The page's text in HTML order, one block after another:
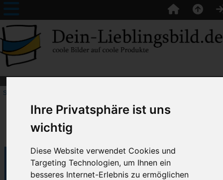
Ihre Privatsphäre ist uns
wichtig
Diese Website verwendet Cookies und
Targeting Technologien, um Ihnen ein
besseres Internet-Erlebnis zu ermöglichen
Startseite
Artikelname, beginnend mit...